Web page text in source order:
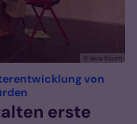
© Vera Sturm
von
erste